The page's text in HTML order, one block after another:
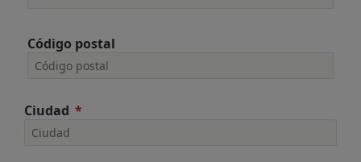
Código postal
Ciudad